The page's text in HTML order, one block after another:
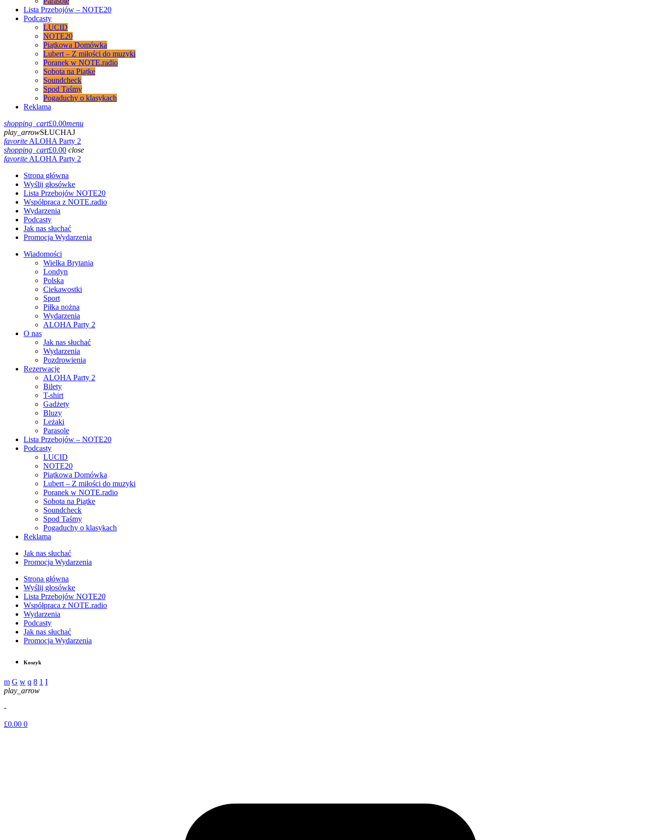
Lista Przebojów – NOTE20
Podcasty
LUCID
NOTE20
Piątkowa Domówka
Lubert – Z miłości do muzyki
Poranek w NOTE.radio
Sobota na Piątke
Soundcheck
Spod Taśmy
Pogaduchy o klasykach
Reklama
shopping_cart£0.00menu
play_arrowSŁUCHAJ
favoriteALOHA Party 2
shopping_cart£0.00 close
favoriteALOHA Party 2
Strona główna
Wyślij głosówke
Lista Przebojów NOTE20
Współpraca z NOTE.radio
Wydarzenia
Podcasty
Jak nas słuchać
Promocja Wydarzenia
Wiadomości
Wielka Brytania
Londyn
Polska
Ciekawostki
Sport
Piłka nożna
Wydarzenia
ALOHA Party 2
O nas
Jak nas słuchać
Wydarzenia
Pozdrowienia
Rezerwacje
ALOHA Party 2
Bilety
T-shirt
Gadżety
Bluzy
Leżaki
Parasole
Lista Przebojów – NOTE20
Podcasty
LUCID
NOTE20
Piątkowa Domówka
Lubert – Z miłości do muzyki
Poranek w NOTE.radio
Sobota na Piątke
Soundcheck
Spod Taśmy
Pogaduchy o klasykach
Reklama
Jak nas słuchać
Promocja Wydarzenia
Strona główna
Wyślij głosówke
Lista Przebojów NOTE20
Współpraca z NOTE.radio
Wydarzenia
Podcasty
Jak nas słuchać
Promocja Wydarzenia
Koszyk
play_arrow
-
£0.00 0